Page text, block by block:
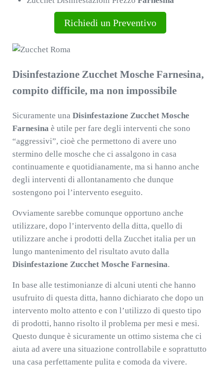
Richiedi un Preventivo
Disinfestazione Zucchet Mosche Farnesina,
compito difficile, ma non impossibile
Sicuramente una Disinfestazione Zucchet Mosche
Farnesina è utile per fare degli interventi che sono
“aggressivi”, cioè che permettono di avere uno
stermino delle mosche che ci assalgono in casa
continuamente e quotidianamente, ma si hanno anche
degli interventi di allontanamento che dunque
sostengono poi l’intervento eseguito.
Ovviamente sarebbe comunque opportuno anche
utilizzare, dopo l’intervento della ditta, quello di
utilizzare anche i prodotti della Zucchet italia per un
lungo mantenimento del risultato avuto dalla
Disinfestazione Zucchet Mosche Farnesina.
In base alle testimonianze di alcuni utenti che hanno
usufruito di questa ditta, hanno dichiarato che dopo un
intervento molto attento e con l’utilizzo di questo tipo
di prodotti, hanno risolto il problema per mesi e mesi.
Questo dunque è sicuramente un ottimo sistema che ci
aiuta ad avere una situazione controllabile e soprattutto
una casa perfettamente pulita e comoda da vivere.